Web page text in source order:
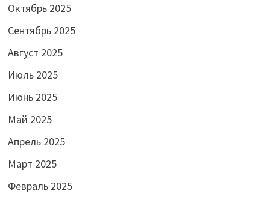
Октябрь 2025
Сентябрь 2025
Август 2025
Июль 2025
Июнь 2025
Май 2025
Апрель 2025
Март 2025
Февраль 2025